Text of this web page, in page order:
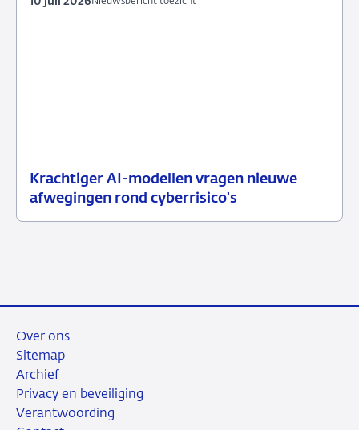
Krachtiger AI-modellen vragen nieuwe
afwegingen rond cyberrisico's
10
Nieuwsbericht
Over ons
Sitemap
Archief
Privacy en beveiliging
Verantwoording